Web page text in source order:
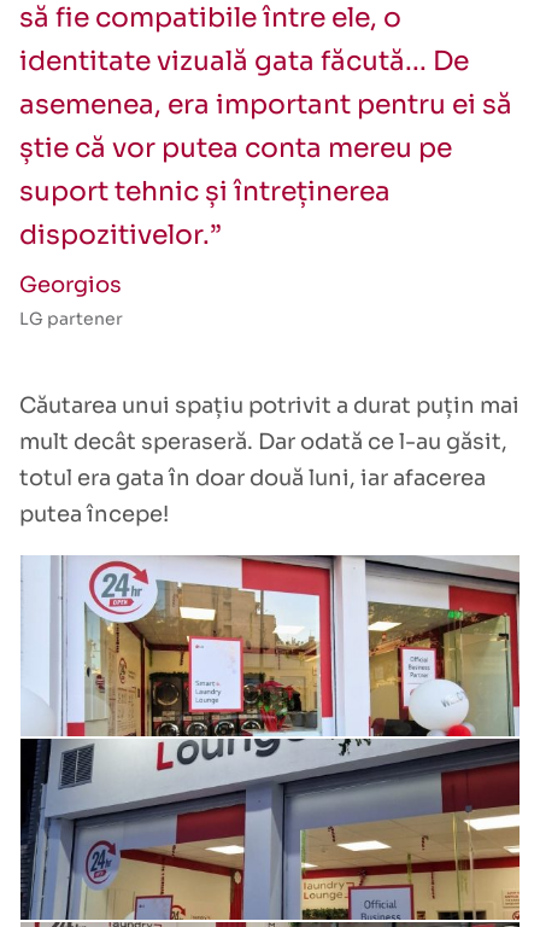
să fie compatibile între ele, o
identitate vizuală gata făcută... De
asemenea, era important pentru ei să
știe că vor putea conta mereu pe
suport tehnic și întreținerea
dispozitivelor.”
Georgios
LG partener
Căutarea unui spațiu potrivit a durat puțin mai
mult decât speraseră. Dar odată ce l-au găsit,
totul era gata în doar două luni, iar afacerea
putea începe!